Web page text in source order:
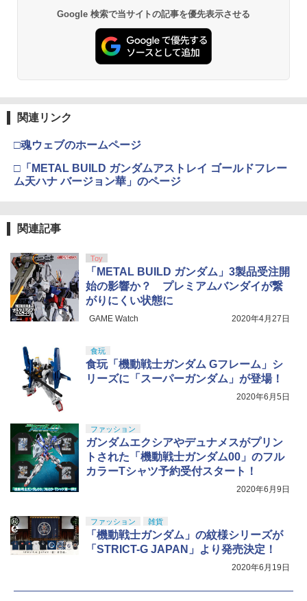
【軽量ハードケース】MILITARY-BASE
(ミリタリーベース)ABS ハンドガン キャ
リングハードガンケース 29cm BK◆ハ
ードケース/ガンケース/ガンバッグ
￥1,280
K エムロック モジュラーレイルシステム
ドに ガイズリー LVOA
ールパッキン・エアロ(2個入り) ライラ
クス カスタムパーツ
￥1,440
￥420
【送料無料】ラジコン バッテリー USB
充電ケーブル 2個セット 3.7V 充電池 充
電コード おもちゃ ラジコン USB 充電
4
54770 【TAMIYA/タミヤ】 RCオプショ
ンパーツ OP1770 06ハードコート アル
5
タカラトミー ドリームトミカ No．155
リラックマカー
TAMASHII NATIONS S.H.フィギュアー
ツ 攻殻機動隊 THE GHOST IN THE SHE
LL 草薙素子 約140mm PVC&ABS製 塗
装済み可動フィギュア
TAMASHII NATIONS S.H.フィギュアー
ツ ONE PIECE シャンクス -マリンフォ
ード頂上決戦- 約165mm PVC&ABS&布
製 塗装済み可動フィギュア
5
ツ TV アニメ「呪術廻戦」 脹相 約150m
m PVC&ABS製 塗装済み可動フィギュア
Blokees スター ウォーズ マンダロリア
ン&グローグー CC05 ディン ジャリン&
グローグー ABS樹脂&PVC製 組み立て式
4
BANDAI SPIRITS(バンダイ スピリッツ)
RG 機動戦士ガンダム 逆襲のシャア νガ
ンダム 1/144スケール 色分け済みプラモ
5
BANDAI SPIRITS(バンダイ スピリッツ)
30MM xEXM-000 ゼノヴァルト 1/144ス
ケール 色分け済みプラモデル
￥2,813
東京マルイ(TOKYO MARUI) No.21 H&K
USP HG 18歳以上エアーHOPハンドガン
4
タミヤ クラフトツールシリーズ No.123
先細薄刃ニッパー (ゲートカット用) プラ
モデル用工具 74123
￥2,691
ズ No.3 タミヤセメント(角びん) 40ml 模
型用接着剤 87003
￥184
5
Google 検索で当サイトの記事を優先表示させる
関連リンク
□魂ウェブのホームページ
□「METAL BUILD ガンダムアストレイ ゴールドフレー
ム天ハナ バージョン華」のページ
関連記事
Toy
「METAL BUILD ガンダム」3製品受注開
始の影響か？ プレミアムバンダイが繋
がりにくい状態に
GAME Watch 2020年4月27日
食玩
食玩「機動戦士ガンダム Gフレーム」シ
リーズに「スーパーガンダム」が登場！
2020年6月5日
ファッション
ガンダムエクシアやデュナメスがプリン
トされた「機動戦士ガンダム00」のフル
カラーTシャツ予約受付スタート！
2020年6月9日
ファッション 雑貨
「機動戦士ガンダム」の紋様シリーズが
「STRICT-G JAPAN」より発売決定！
2020年6月19日